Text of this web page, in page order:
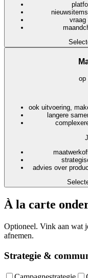
vraag
op
ook uitvoering,
langere
advies over
À la carte
Optioneel. Vink aan wat
afnemen.
Strategie &